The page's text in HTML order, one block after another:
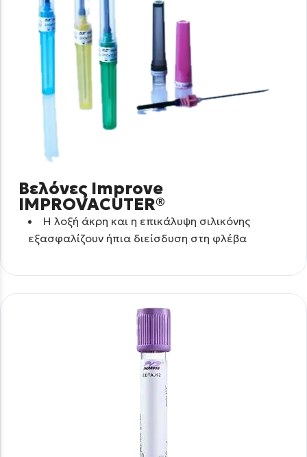
Βελόνες Improve
IMPROVACUTER®
Η λοξή άκρη και η επικάλυψη σιλικόνης
εξασφαλίζουν ήπια διείσδυση στη φλέβα